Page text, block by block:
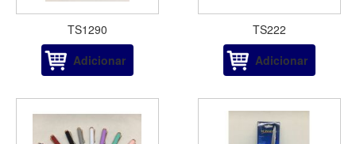
TS1290
Adicionar
TS222
Adicionar